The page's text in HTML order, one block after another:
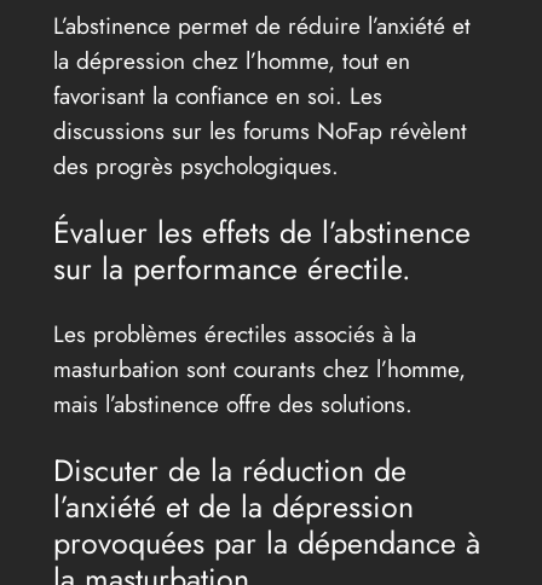
L’abstinence permet de réduire l’anxiété et
la dépression chez l’homme, tout en
favorisant la confiance en soi. Les
discussions sur les forums NoFap révèlent
des progrès psychologiques.
Évaluer les effets de l’abstinence
sur la performance érectile.
Les problèmes érectiles associés à la
masturbation sont courants chez l’homme,
mais l’abstinence offre des solutions.
Discuter de la réduction de
l’anxiété et de la dépression
provoquées par la dépendance à